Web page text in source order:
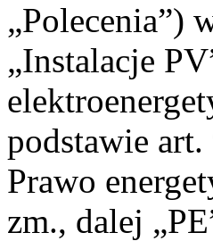
„Polecenia”)
„Instalacje
podstawie
Prawo
zm., dalej